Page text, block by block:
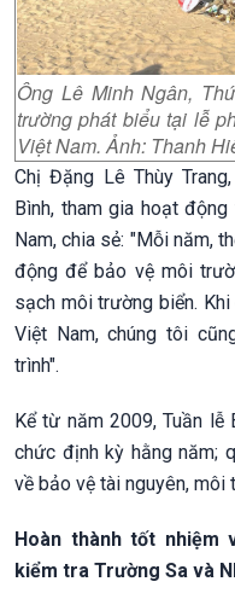
Ông Lê Minh Ngân,
trường phát biểu tại lễ
Việt Nam. Ảnh: Thanh
Chị Đặng Lê Thùy
Bình, tham gia hoạt
Nam, chia sẻ: "Mỗi năm,
động để bảo vệ môi
sạch môi trường biển.
Việt Nam, chúng tôi
trình".
Kể từ năm 2009, Tuần
chức định kỳ hằng năm;
về bảo vệ tài nguyên, môi
Hoàn thành tốt nhiệm
kiểm tra Trường Sa và